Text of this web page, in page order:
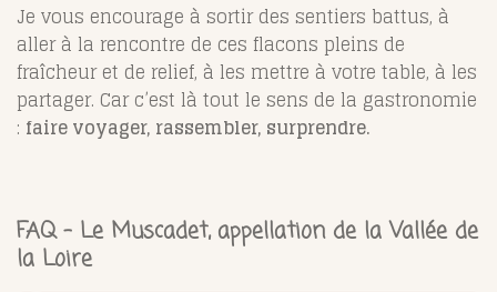
Je vous encourage à sortir des sentiers battus, à
aller à la rencontre de ces flacons pleins de
fraîcheur et de relief, à les mettre à votre table, à les
partager. Car c’est là tout le sens de la gastronomie
: faire voyager, rassembler, surprendre.
FAQ – Le Muscadet, appellation de la Vallée de
la Loire